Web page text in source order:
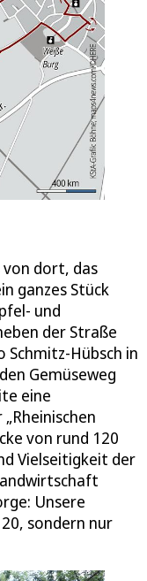
von dort, das
ganzes Stück
und
der Straße
Hübsch in
Gemüseweg
eine
von rund 120
Vielseitigkeit der
Unsere
sondern nur